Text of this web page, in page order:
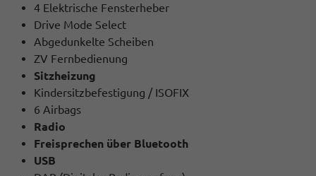
4 Elektrische Fensterheber
Drive Mode Select
Abgedunkelte Scheiben
ZV Fernbedienung
Sitzheizung
Kindersitzbefestigung / ISOFIX
6 Airbags
Radio
Freisprechen über Bluetooth
USB